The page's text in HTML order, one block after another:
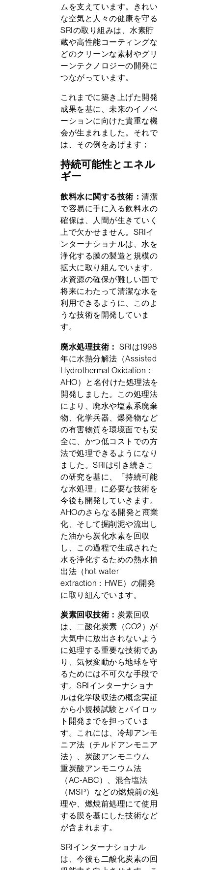
ムを支えています。きれい
な空気と人々の健康を守る
SRIの取り組みは、水素貯
蔵や高性能コーティングな
どのクリーンな素材やグリ
ーンテクノロジーの開発に
つながっています。
これまでに築き上げた開発
成果を基に、未来のイノベ
ーションに向けた貴重な機
会が生まれました。それで
は、その例をあげます；
持続可能性とエネル
ギー
飲料水に関する技術：清潔
で容易に手に入る飲料水の
確保は、人間が生きていく
上で欠かせません。SRIイ
ンターナショナルは、水を
浄化する膜の製造と規模の
拡大に取り組んでいます。
水資源の確保が難しい国で
将来にわたって清潔な水を
利用できるように、このよ
うな技術を開発していま
す。
廃水処理技術： SRIは1998
年に水熱分解法（Assisted
Hydrothermal Oxidation：
AHO）と名付けた処理法を
開発しました。この処理法
により、廃水や塩素系廃棄
物、化学兵器、爆発物など
の有害物質を環境面でも安
全に、かつ低コストでの方
法で処理できるようになり
ました。SRIは引き続きこ
の研究を基に、「持続可能
な水処理」に必要な技術を
今後も開発していきます。
AHOのさらなる開発と商業
化、そして掘削泥や流出し
た油から炭化水素を回収
し、この過程で生成された
水を浄化するための熱水抽
出法（hot water
extraction：HWE）の開発
に取り組んでいます。
炭素回収技術： 炭素回収
は、二酸化炭素（CO2）が
大気中に放出されないよう
に処理する重要な技術であ
り、気候変動から地球を守
るためには不可欠な手段で
す。SRIインターナショナ
ルは化学吸収法の概念実証
から小規模試験とパイロッ
ト開発までを担っていま
す。これには、冷却アンモ
ニア法（チルドアンモニア
法）、炭酸アンモニウム-
重炭酸アンモニウム法
（AC-ABC）、混合塩法
（MSP）などの燃焼前の処
理や、燃焼前処理にて使用
する膜を基にした技術など
が含まれます。
SRIインターナショナル
は、今後も二酸化炭素の回